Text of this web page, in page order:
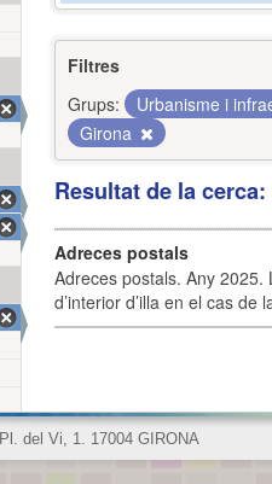
Filtres
Grups:
Urbanisme i
Girona
Resultat de la
Adreces postals
Adreces postals. Any 2025.
d’interior d’illa en el cas
Pl. del Vi, 1. 17004 GIRONA